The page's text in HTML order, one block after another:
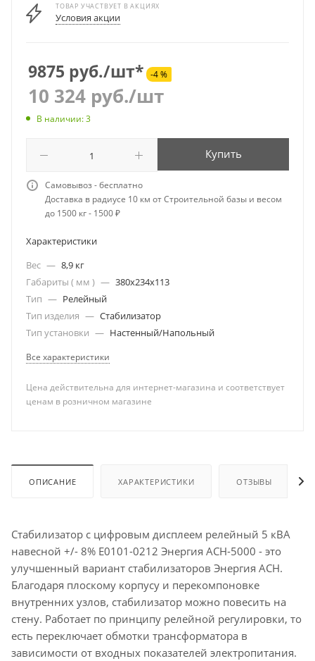
ТОВАР УЧАСТВУЕТ В АКЦИЯХ
Условия акции
9875 руб./шт* -4 %
10 324 руб./шт
В наличии: 3
Купить
Самовывоз - бесплатно
Доставка в радиусе 10 км от Строительной базы и весом
до 1500 кг - 1500 ₽
Характеристики
Вес — 8,9 кг
Габариты ( мм ) — 380x234x113
Тип — Релейный
Тип изделия — Стабилизатор
Тип установки — Настенный/Напольный
Все характеристики
Цена действительна для интернет-магазина и соответствует
ценам в розничном магазине
ОПИСАНИЕ ХАРАКТЕРИСТИКИ ОТЗЫВЫ
Стабилизатор с цифровым дисплеем релейный 5 кВА
навесной +/- 8% Е0101-0212 Энергия АСН-5000 - это
улучшенный вариант стабилизаторов Энергия АСН.
Благодаря плоскому корпусу и перекомпоновке
внутренних узлов, стабилизатор можно повесить на
стену. Работает по принципу релейной регулировки, то
есть переключает обмотки трансформатора в
зависимости от входных показателей электропитания.